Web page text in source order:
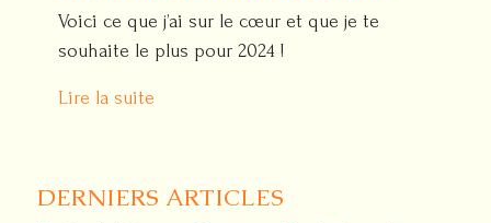
Voici ce que j’ai sur le cœur et que je te
souhaite le plus pour 2024 !
Lire la suite
DERNIERS ARTICLES